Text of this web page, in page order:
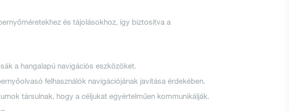
és tájolásokhoz, így biztosítva a
a hangalapú navigációs eszközöket.
felhasználók navigációjának javítása érdekében.
társulnak, hogy a céljukat egyértelműen kommunikálják.